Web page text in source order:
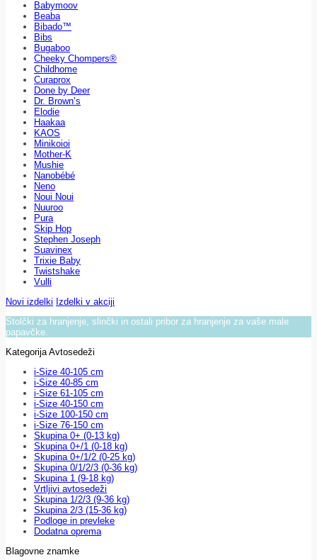
Babymoov
Beaba
Bibado™
Bibs
Bugaboo
Cheeky Chompers®
Childhome
Curaprox
Done by Deer
Dr. Brown’s
Elodie
Haakaa
KAOS
Minikoioi
Mother-K
Mushie
Nanobébé
Neno
Noui Noui
Nuuroo
Pura
Skip Hop
Stephen Joseph
Suavinex
Trixie Baby
Twistshake
Vulli
Novi izdelki Izdelki v akciji
Stolčki za hranjenje, slinčki in ostali pribor za hranjenje za vaše male
papavčke.
Kategorija Avtosedeži
i-Size 40-105 cm
i-Size 40-85 cm
i-Size 61-105 cm
i-Size 40-150 cm
i-Size 100-150 cm
i-Size 76-150 cm
Skupina 0+ (0-13 kg)
Skupina 0+/1 (0-18 kg)
Skupina 0+/1/2 (0-25 kg)
Skupina 0/1/2/3 (0-36 kg)
Skupina 1 (9-18 kg)
Vrtljivi avtosedeži
Skupina 1/2/3 (9-36 kg)
Skupina 2/3 (15-36 kg)
Podloge in prevleke
Dodatna oprema
Blagovne znamke